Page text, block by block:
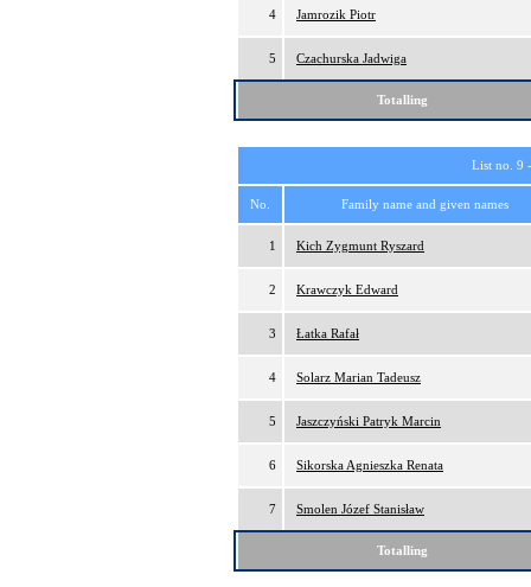
4 Jamrozik Piotr
5 Czachurska Jadwiga
Totalling
List no. 9
No. Family name and given names
1 Kich Zygmunt Ryszard
2 Krawczyk Edward
3 Łatka Rafał
4 Solarz Marian Tadeusz
5 Jaszczyński Patryk Marcin
6 Sikorska Agnieszka Renata
7 Smolen Józef Stanisław
Totalling